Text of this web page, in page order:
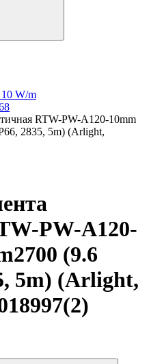
W/m
RTW-PW-A120-10mm
2835, 5m) (Arlight,
PW-A120-
(9.6
5m) (Arlight,